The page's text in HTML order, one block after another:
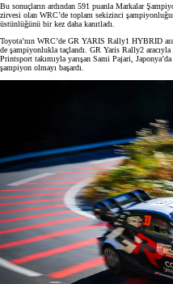
Bu sonuçların ardından 591 puanla Markalar
zirvesi olan WRC’de toplam sekizinci
üstünlüğünü bir kez daha kanıtladı.
Toyota’nın WRC’de GR YARIS Rally1 HYBRID
de şampiyonlukla taçlandı. GR Yaris Rally2
Printsport takımıyla yarışan Sami Pajari,
şampiyon olmayı başardı.